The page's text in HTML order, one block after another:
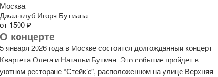
Москва
Джаз-клуб Игоря Бутмана
от 1500 ₽
О концерте
5 января 2026 года в Москве состоится долгожданный концерт
Квартета Олега и Натальи Бутман. Это событие пройдет в
уютном ресторане “Стейк’c”, расположенном на улице Верхняя